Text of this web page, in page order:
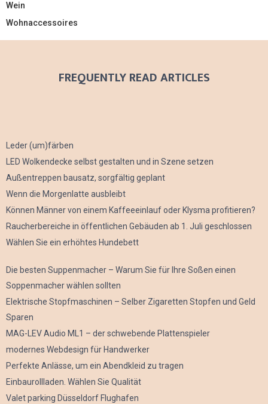
Wein
Wohnaccessoires
FREQUENTLY READ ARTICLES
Leder (um)färben
LED Wolkendecke selbst gestalten und in Szene setzen
Außentreppen bausatz, sorgfältig geplant
Wenn die Morgenlatte ausbleibt
Können Männer von einem Kaffeeeinlauf oder Klysma profitieren?
Raucherbereiche in öffentlichen Gebäuden ab 1. Juli geschlossen
Wählen Sie ein erhöhtes Hundebett
Die besten Suppenmacher – Warum Sie für Ihre Soßen einen
Soppenmacher wählen sollten
Elektrische Stopfmaschinen – Selber Zigaretten Stopfen und Geld
Sparen
MAG-LEV Audio ML1 – der schwebende Plattenspieler
modernes Webdesign für Handwerker
Perfekte Anlässe, um ein Abendkleid zu tragen
Einbaurollladen. Wählen Sie Qualität
Valet parking Düsseldorf Flughafen